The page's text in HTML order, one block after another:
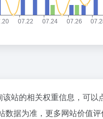
站的相关权重信息，可以
数据为准，更多网站价值